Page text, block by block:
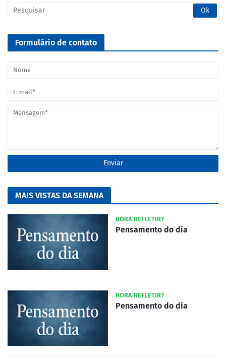
Formulário de contato
MAIS VISTAS DA SEMANA
BORA REFLETIR?
Pensamento do dia
BORA REFLETIR?
Pensamento do dia